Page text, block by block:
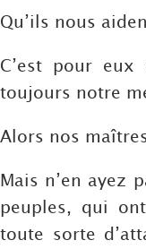
Qu’ils nous
C’est pour eux
toujours notre
Alors nos
Mais n’en ayez
peuples, qui
toute sorte